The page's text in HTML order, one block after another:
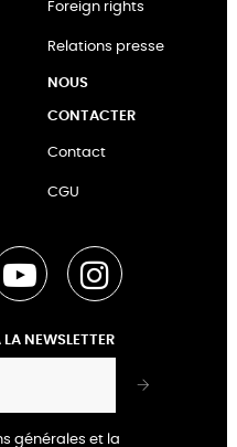
Foreign rights
Relations presse
NOUS
CONTACTER
Contact
CGU
YouTube Instagram
NEWSLETTER
générales et la